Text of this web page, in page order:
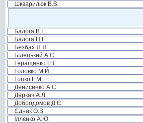
Шкварилюк В.В.
Балога В.І.
Балога П.І.
Безбах Я.Я.
Білецький А.Є.
Геращенко І.В.
Головко М.Й.
Гопко Г.М.
Денисенко А.С.
Деркач А.Л.
Добродомов Д.Є.
Єднак О.В.
Іллєнко А.Ю.